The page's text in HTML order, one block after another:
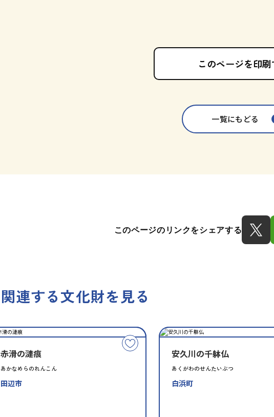
このページを印
一覧にもどる
このページのリンクをシェアする
関連する文化財を見る
こ
の
赤滑の漣痕
あかなめらのれんこん
田辺市
安久川の千躰仏
あくがわのせんたいぶつ
白浜町
種
類
指
定